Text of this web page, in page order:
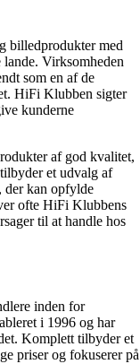
billedprodukter med
Virksomheden
som en af de
HiFi Klubben sigter
kunderne
af god kvalitet,
et udvalg af
der kan opfylde
ofte HiFi Klubbens
til at handle hos
inden for
i 1996 og har
Komplett tilbyder et
priser og fokuserer på